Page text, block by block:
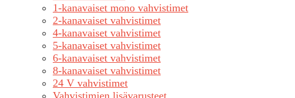
1-kanavaiset mono vahvistimet
2-kanavaiset vahvistimet
4-kanavaiset vahvistimet
5-kanavaiset vahvistimet
6-kanavaiset vahvistimet
8-kanavaiset vahvistimet
24 V vahvistimet
Vahvistimien lisävarusteet